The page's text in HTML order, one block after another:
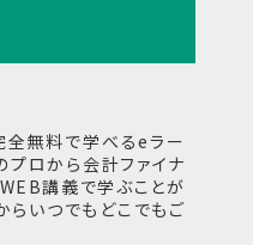
全無料で学べるeラー
プロから会計ファイナ
講義で学ぶことが
らいつでもどこでもご